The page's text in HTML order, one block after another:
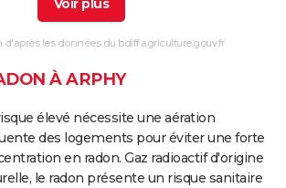
0
0 0
0 0
d'après les données du bdiff.agriculture.gouv.fr
À ARPHY
élevé nécessite une aération
des logements pour éviter une forte
en radon. Gaz radioactif d'origine
le radon présente un risque sanitaire